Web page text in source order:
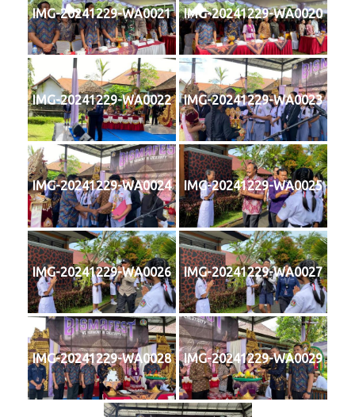
IMG-20241229-WA0021 IMG-20241229-WA0020
IMG-20241229-WA0022 IMG-20241229-WA0023
IMG-20241229-WA0024 IMG-20241229-WA0025
IMG-20241229-WA0026 IMG-20241229-WA0027
IMG-20241229-WA0028 IMG-20241229-WA0029